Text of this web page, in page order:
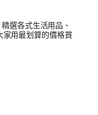
選各式生活用品、
家用最划算的價格買